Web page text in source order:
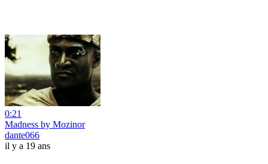
0:21
Madness by Mozinor
dante066
il y a 19 ans